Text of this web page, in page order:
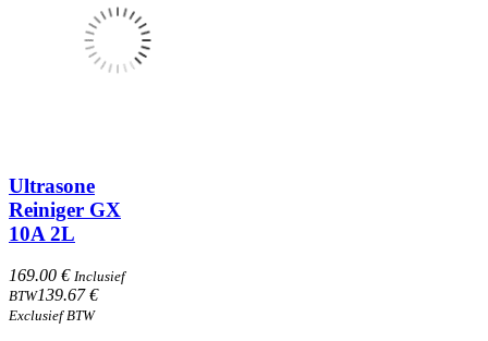
Ultrasone
Reiniger GX
10A 2L
169.00 € Inclusief
BTW139.67 €
Exclusief BTW